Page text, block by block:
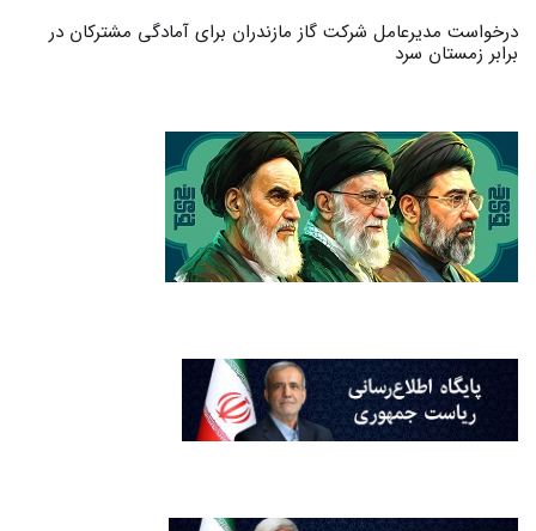
درخواست مدیرعامل شرکت گاز مازندران برای آمادگی مشترکان در
برابر زمستان سرد